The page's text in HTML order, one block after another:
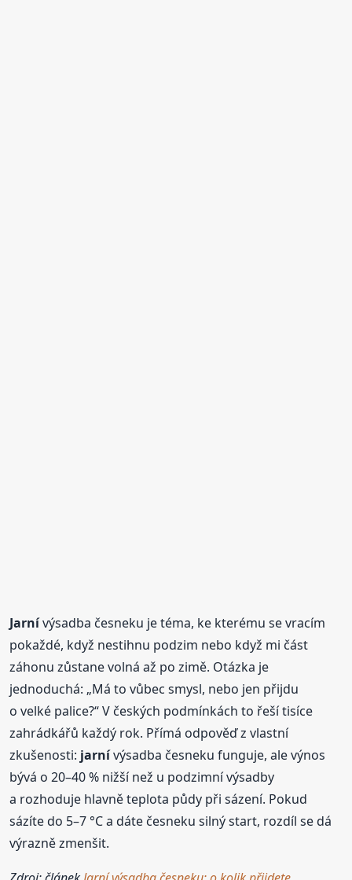
Jarnívýsadba česneku je téma, ke kterému se vracím
pokaždé, když nestihnu podzim nebo když mi část
záhonu zůstane volná až po zimě. Otázka je
jednoduchá: „Má to vůbec smysl, nebo jen přijdu
o velké palice?“ V českých podmínkách to řeší tisíce
zahrádkářů každý rok. Přímá odpověď z vlastní
zkušenosti: jarnívýsadba česneku funguje, ale výnos
bývá o 20–40 % nižší než u podzimní výsadby
a rozhoduje hlavně teplota půdy při sázení. Pokud
sázíte do 5–7 °C a dáte česneku silný start, rozdíl se dá
výrazně zmenšit.